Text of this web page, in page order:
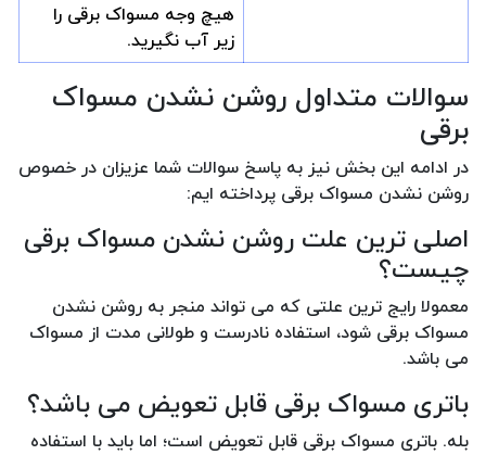
هیچ وجه مسواک برقی را
زیر آب نگیرید.
سوالات متداول روشن نشدن مسواک
برقی
در ادامه این بخش نیز به پاسخ سوالات شما عزیزان در خصوص
روشن نشدن مسواک برقی پرداخته ایم:
اصلی ترین علت روشن نشدن مسواک برقی
چیست؟
معمولا رایج ترین علتی که می تواند منجر به روشن نشدن
مسواک برقی شود، استفاده نادرست و طولانی مدت از مسواک
می باشد.
باتری مسواک برقی قابل تعویض می باشد؟
بله. باتری مسواک برقی قابل تعویض است؛ اما باید با استفاده